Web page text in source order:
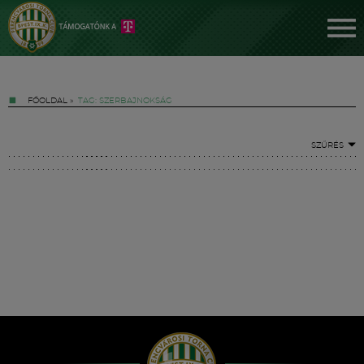
FŐOLDAL » TAG: SZERBAJNOKSÁG
SZŰRÉS
Hírek